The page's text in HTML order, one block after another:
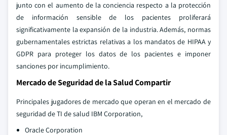
junto con el aumento de la conciencia respecto a la protección
de información sensible de los pacientes proliferará
significativamente la expansión de la industria. Además, normas
gubernamentales estrictas relativas a los mandatos de HIPAA y
GDPR para proteger los datos de los pacientes e imponer
sanciones por incumplimiento.
Mercado de Seguridad de la Salud Compartir
Principales jugadores de mercado que operan en el mercado de
seguridad de TI de salud IBM Corporation,
Oracle Corporation